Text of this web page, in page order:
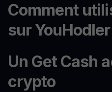
Comment
sur
Un Get Cash
crypto